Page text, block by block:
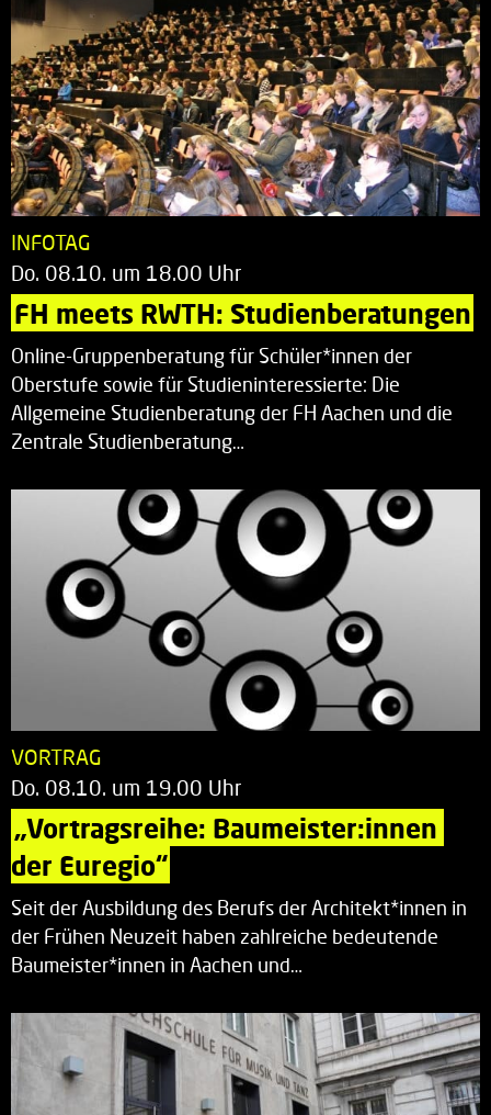
INFOTAG
Do. 08.10. um 18.00 Uhr
FH meets RWTH: Studienberatungen
Online-Gruppenberatung für Schüler*innen der
Oberstufe sowie für Studieninteressierte: Die
Allgemeine Studienberatung der FH Aachen und die
Zentrale Studienberatung…
VORTRAG
Do. 08.10. um 19.00 Uhr
„Vortragsreihe: Baumeister:innen
der Euregio“
Seit der Ausbildung des Berufs der Architekt*innen in
der Frühen Neuzeit haben zahlreiche bedeutende
Baumeister*innen in Aachen und…